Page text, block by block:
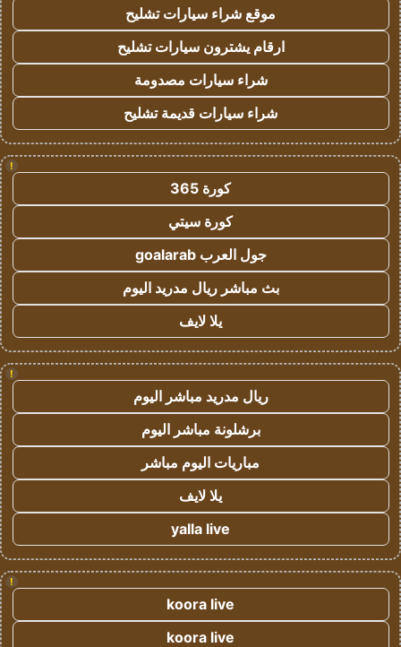
موقع شراء سيارات تشليح
ارقام يشترون سيارات تشليح
شراء سيارات مصدومة
شراء سيارات قديمة تشليح
!
كورة 365
كورة سيتي
جول العرب goalarab
بث مباشر ريال مدريد اليوم
يلا لايف
!
ريال مدريد مباشر اليوم
برشلونة مباشر اليوم
مباريات اليوم مباشر
يلا لايف
yalla live
!
koora live
koora live